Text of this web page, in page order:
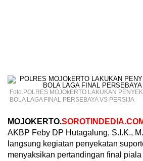
Foto.POLRES MOJOkERTO LAKUKAN
BOLA LAGA FINAL PERSEBAYA VS PERSIJA
MOJOKERTO.
AKBP Feby DP Hutagalung, S.I.K.,
langsung kegiatan penyekatan
menyaksikan pertandingan final